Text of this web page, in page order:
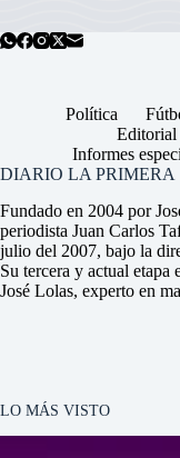
Política
Editorial
Informes
DIARIO LA PRIMERA
Fundado en 2004 por
periodista Juan Carlos
julio del 2007, bajo la
Su tercera y actual etapa
José Lolas, experto en
LO MÁS VISTO